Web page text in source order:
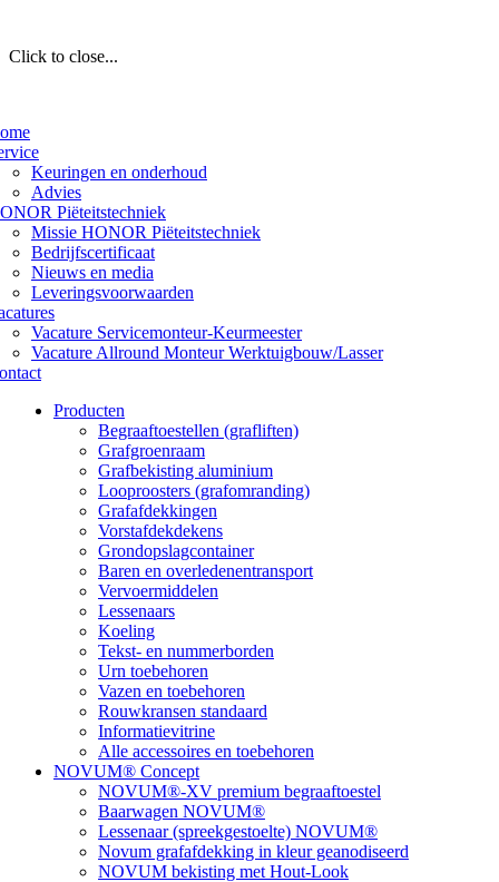
Click to close...
Keuringen en onderhoud
Advies
Piëteitstechniek
Missie HONOR Piëteitstechniek
Bedrijfscertificaat
Nieuws en media
Leveringsvoorwaarden
Vacature Servicemonteur-Keurmeester
Vacature Allround Monteur Werktuigbouw/Lasser
Producten
Begraaftoestellen (grafliften)
Grafgroenraam
Grafbekisting aluminium
Looproosters (grafomranding)
Grafafdekkingen
Vorstafdekdekens
Grondopslagcontainer
Baren en overledenentransport
Vervoermiddelen
Lessenaars
Koeling
Tekst- en nummerborden
Urn toebehoren
Vazen en toebehoren
Rouwkransen standaard
Informatievitrine
Alle accessoires en toebehoren
NOVUM® Concept
NOVUM®-XV premium begraaftoestel
Baarwagen NOVUM®
Lessenaar (spreekgestoelte) NOVUM®
Novum grafafdekking in kleur geanodiseerd
NOVUM bekisting met Hout-Look